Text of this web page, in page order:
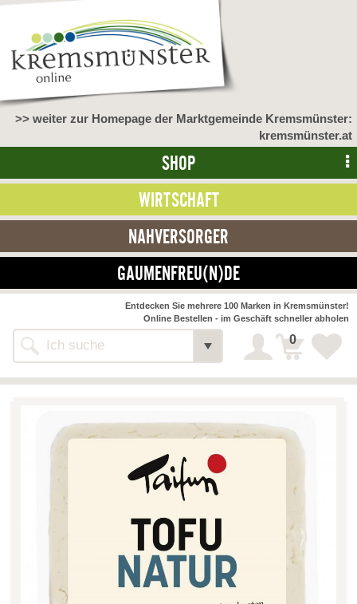
>> weiter zur Homepage der Marktgemeinde Kremsmünster:
kremsmünster.at
SHOP
WIRTSCHAFT
NAHVERSORGER
GAUMENFREU(N)DE
Alle Webseiten
Entdecken Sie mehrere 100 Marken in Kremsmünster!
Online Bestellen - im Geschäft schneller abholen
0
NAHVERSORGER
>> Bauernmarkt << Detail
Bäckerei-Konditorei-Café
Biohof Öllinger Detail
Detail
Hofladen Hoffelner Detail
Kuglbauer - Familie Bischof
La Toscana Anita Wolf e.U.
Söllradls Naturkostladen Detail
Stiftsgärtnerei